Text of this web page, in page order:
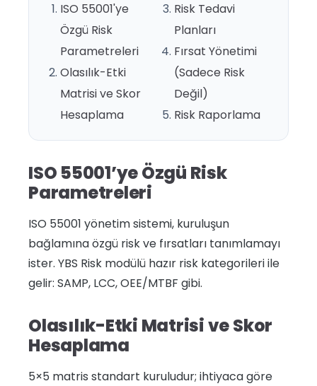
ISO 55001'ye
Özgü Risk
Parametreleri
Olasılık-Etki
Matrisi ve Skor
Hesaplama
Risk Tedavi
Planları
Fırsat Yönetimi
(Sadece Risk
Değil)
Risk Raporlama
ISO 55001’ye Özgü Risk
Parametreleri
ISO 55001 yönetim sistemi, kuruluşun
bağlamına özgü risk ve fırsatları tanımlamayı
ister. YBS Risk modülü hazır risk kategorileri ile
gelir: SAMP, LCC, OEE/MTBF gibi.
Olasılık-Etki Matrisi ve Skor
Hesaplama
5×5 matris standart kuruludur; ihtiyaca göre